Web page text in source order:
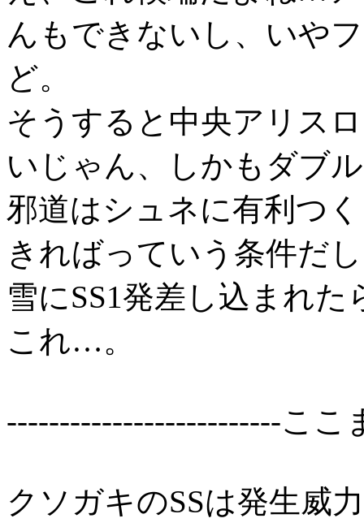
んもできないし、いや
ど。
そうすると中央アリス
いじゃん、しかもダブ
邪道はシュネに有利つ
きればっていう条件だ
雪にSS1発差し込まれ
これ…。
--------------------------ここ
クソガキのSSは発生威